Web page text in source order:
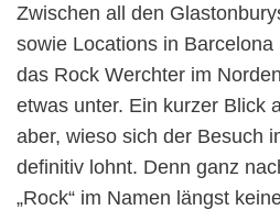
Zwischen all den
sowie Locations in
das Rock Werchter im
etwas unter. Ein kurzer Blick
aber, wieso sich der Besuch
definitiv lohnt. Denn ganz
„Rock“ im Namen längst